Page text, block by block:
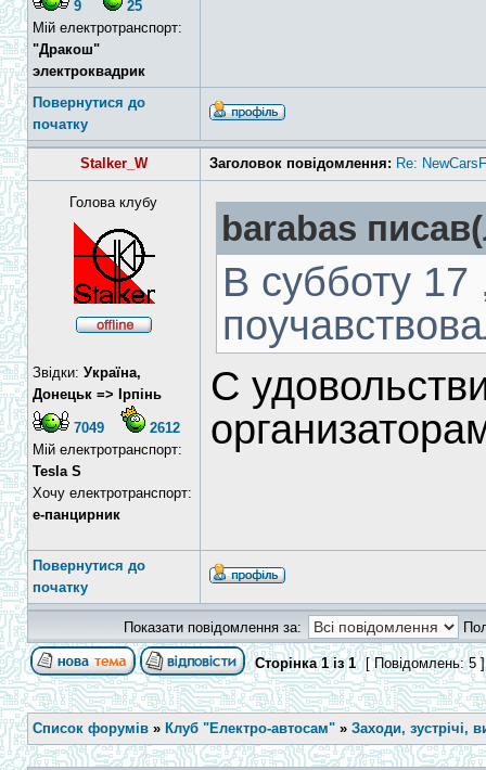
9
25
Мій електротранспорт:
"Дракош"
электроквадрик
Повернутися до
початку
Stalker_W Заголовок повідомлення: Re:
Голова клубу
Звідки: Україна,
Донецьк => Ірпінь
7049
2612
Мій електротранспорт:
Tesla S
Хочу електротранспорт:
е-панцирник
barabas
В субботу
С
Повернутися до
початку
Показати повідомлення за:
Сторінка1із1 [ Повідомлень: 5
Список форумів » Клуб "Електро-автосам" » Заходи, зустрічі,